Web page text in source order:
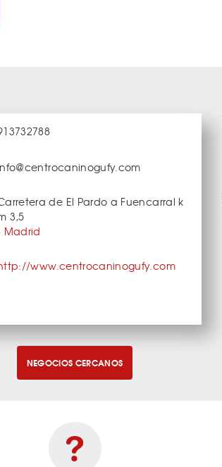
de El Pardo a Fuencarral k
3,5
Madrid
www.centrocaninogufy.com
NEGOCIOS CERCANOS